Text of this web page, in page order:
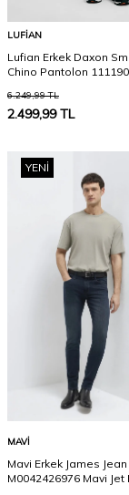
LUFIAN
Lufian Erkek Daxon
Chino Pantolon
6.249,99TL
2.499,99TL
YENI
MAVI
Mavi Erkek James
M0042426976 Mavi Jet